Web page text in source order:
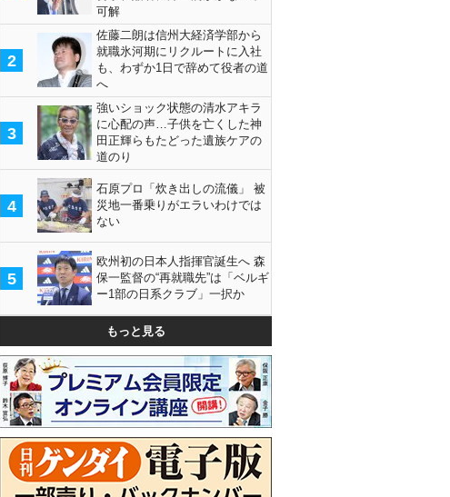
可解
2
佐藤二朗は信州大経済学部から
就職氷河期にリクルートに入社
も、わずか1日で辞めて役者の道
へ
3
強いショック状態の清水アキラ
に心配の声…子供を亡くした神
田正輝らもたどった遺族ケアの
道のり
4
石原プロ「炊き出しの流儀」 被
災地一番乗りがエラいわけでは
ない
5
欧州初の日本人指揮官誕生へ 森
保一監督の“再就職先”は「ベルギ
ー1部の日系クラブ」一択か
もっと見る